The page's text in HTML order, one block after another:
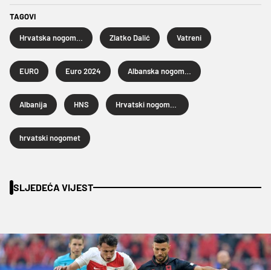
TAGOVI
Zlatko Dalić Vatreni
EURO Euro 2024
Albanija HNS
hrvatski nogomet
SLJEDEĆA VIJEST